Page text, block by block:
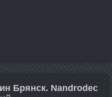
Брянск. Nandrodec